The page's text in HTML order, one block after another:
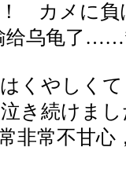
！ カメに
给乌龟了
くやしくて
き続けま
非常不甘心